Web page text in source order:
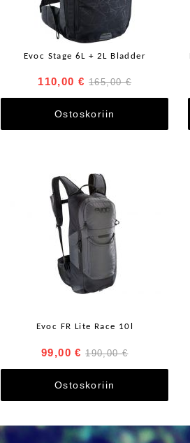
Evoc Stage 6L + 2L Bladder
110,00 € 165,00 €
Ostoskoriin
Evoc FR Lite Race 10l
99,00 € 190,00 €
Ostoskoriin